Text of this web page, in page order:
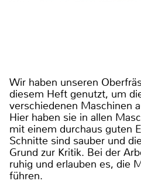
Wir haben unseren
diesem Heft genutzt, um
verschiedenen Maschinen
Hier haben sie in allen
mit einem durchaus guten
Schnitte sind sauber und
Grund zur Kritik. Bei der
ruhig und erlauben es, die
führen.